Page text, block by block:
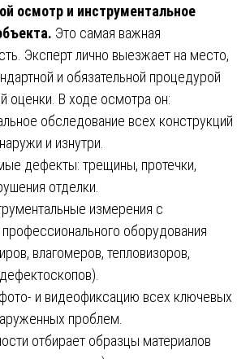
осмотр и инструментальное
Это самая важная
Эксперт лично выезжает на место,
и обязательной процедурой
оценки. В ходе осмотра он:
обследование всех конструкций
и изнутри.
дефекты: трещины, протечки,
отделки.
измерения с
оборудования
влагомеров, тепловизоров,
и видеофиксацию всех ключевых
проблем.
отбирает образцы материалов